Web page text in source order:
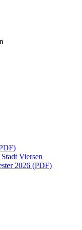
Viersen
2026 (PDF)